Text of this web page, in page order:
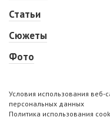
Статьи
Сюжеты
Фото
Условия использования веб-
персональных данных
Политика использования